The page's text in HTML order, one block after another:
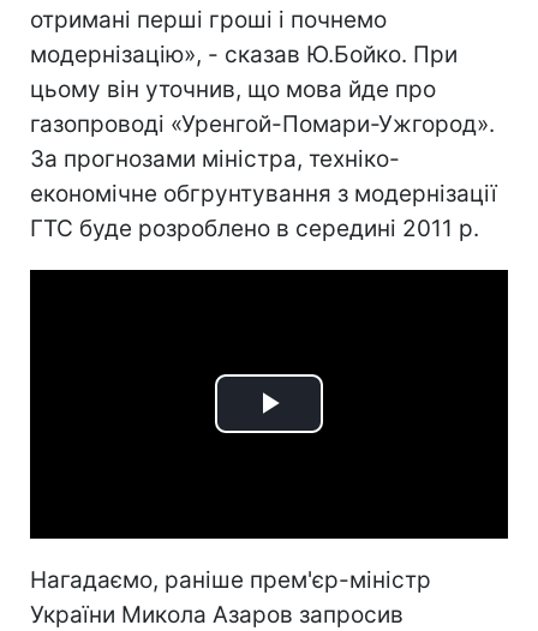
отримані перші гроші і почнемо
модернізацію», - сказав Ю.Бойко. При
цьому він уточнив, що мова йде про
газопроводі «Уренгой-Помари-Ужгород».
За прогнозами міністра, техніко-
економічне обгрунтування з модернізації
ГТС буде розроблено в середині 2011 р.
Play
Нагадаємо, раніше прем'єр-міністр
України Микола Азаров запросив